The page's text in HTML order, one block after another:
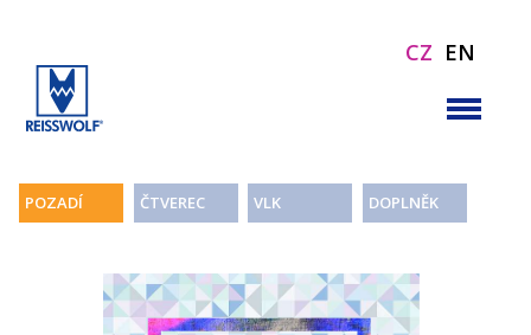
CZ EN
POZADÍ ČTVEREC VLK DOPLNĚK